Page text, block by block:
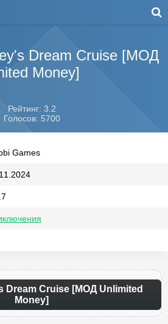
Dream Cruise [МОД
Money]
Рейтинг: 3.2
Голосов: 5700
Games
Dream Cruise [МОД Unlimited
Money]